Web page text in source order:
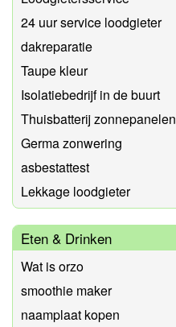
24 uur service loodgieter
dakreparatie
Taupe kleur
Isolatiebedrijf in de buurt
Thuisbatterij zonnepanelen
Germa zonwering
asbestattest
Lekkage loodgieter
Eten & Drinken
Wat is orzo
smoothie maker
naamplaat kopen